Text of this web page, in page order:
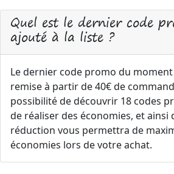
Quel est le dernier code
ajouté à la liste ?
Le dernier code promo du moment
remise à partir de 40€ de
possibilité de découvrir 18 codes
de réaliser des économies, et
réduction vous permettra de
économies lors de votre achat.